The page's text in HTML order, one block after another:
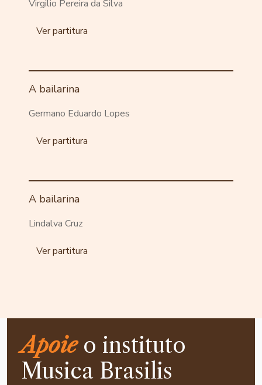
Virgilio Pereira da Silva
Ver partitura
A bailarina
Germano Eduardo Lopes
Ver partitura
A bailarina
Lindalva Cruz
Ver partitura
Apoieo instituto
Musica Brasilis